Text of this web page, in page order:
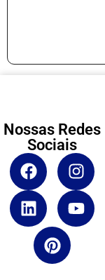
Nossas Redes
Sociais